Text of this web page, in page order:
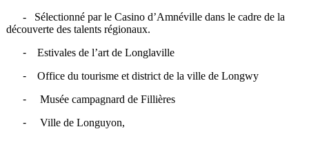
- Sélectionné par le Casino d’Amnéville dans le cadre de la
découverte des talents régionaux.
-
Estivales de l’art de Longlaville
-
Office du tourisme et district de la ville de Longwy
-
Musée campagnard de Fillières
-
Ville de Longuyon,